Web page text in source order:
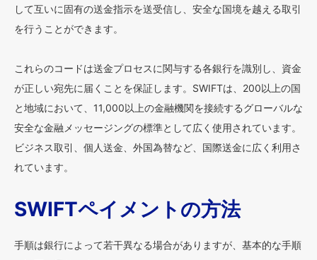
して互いに固有の送金指示を送受信し、安全な国境を越える取引
を行うことができます。
これらのコードは送金プロセスに関与する各銀行を識別し、資金
が正しい宛先に届くことを保証します。SWIFTは、200以上の国
と地域において、11,000以上の金融機関を接続するグローバルな
安全な金融メッセージングの標準として広く使用されています。
ビジネス取引、個人送金、外国為替など、国際送金に広く利用さ
れています。
SWIFTペイメントの方法
手順は銀行によって若干異なる場合がありますが、基本的な手順